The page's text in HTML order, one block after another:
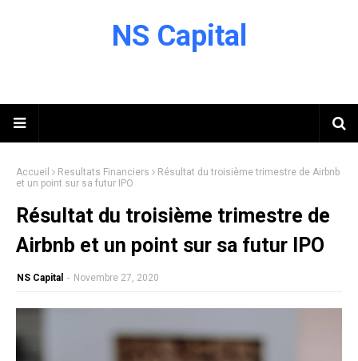
NS Capital
Accueil Resultats Financiers
Résultat du troisième trimestre de Airbnb
et un point sur sa futur IPO
Résultat du troisième trimestre de
Airbnb et un point sur sa futur IPO
NS Capital - Novembre 27, 2020